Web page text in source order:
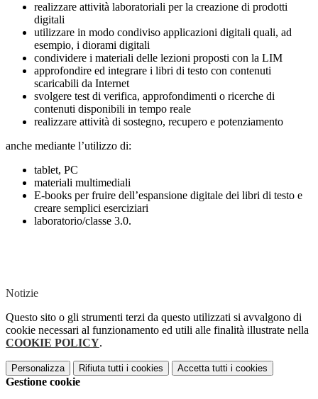
realizzare attività laboratoriali per la creazione di prodotti
digitali
utilizzare in modo condiviso applicazioni digitali quali, ad
esempio, i diorami digitali
condividere i materiali delle lezioni proposti con la LIM
approfondire ed integrare i libri di testo con contenuti
scaricabili da Internet
svolgere test di verifica, approfondimenti o ricerche di
contenuti disponibili in tempo reale
realizzare attività di sostegno, recupero e potenziamento
anche mediante l’utilizzo di:
tablet, PC
materiali multimediali
E-books per fruire dell’espansione digitale dei libri di testo e
creare semplici eserciziari
laboratorio/classe 3.0.
Notizie
Questo sito o gli strumenti terzi da questo utilizzati si avvalgono di
cookie necessari al funzionamento ed utili alle finalità illustrate nella
COOKIE POLICY.
Personalizza Rifiuta tutti i cookies Accetta tutti i cookies
Gestione cookie